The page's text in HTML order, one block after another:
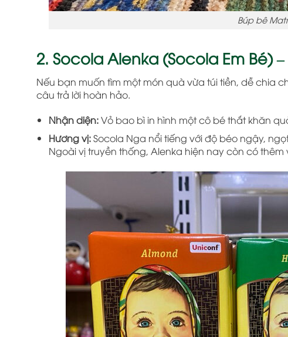
Búp bê
2. Socola Alenka (Socola Em Bé)
Nếu bạn muốn tìm một món quà vừa túi tiền, dễ chia
câu trả lời hoàn hảo.
Nhận diện:Vỏ bao bì in hình một cô bé thắt khăn
Hương vị:Socola Nga nổi tiếng với độ béo ngậy,
Ngoài vị truyền thống, Alenka hiện nay còn có